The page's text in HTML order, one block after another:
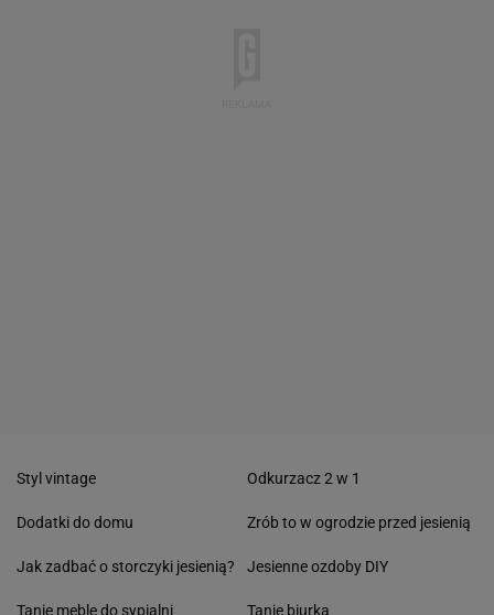
Styl vintage
Dodatki do domu
Jak zadbać o storczyki jesienią?
Tanie meble do sypialni
Odkurzacz 2 w 1
Zrób to w ogrodzie przed jesienią
Jesienne ozdoby DIY
Tanie biurka